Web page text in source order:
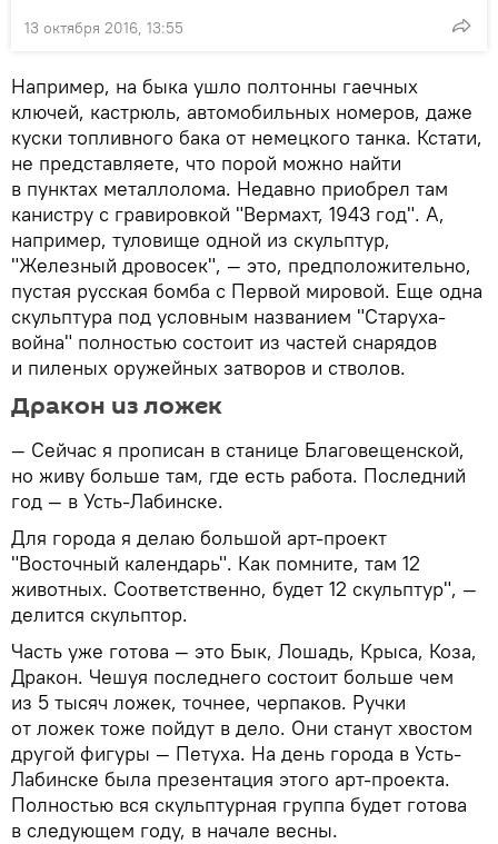
13 октября 2016, 13:55
Например, на быка ушло полтонны гаечных
ключей, кастрюль, автомобильных номеров, даже
куски топливного бака от немецкого танка. Кстати,
не представляете, что порой можно найти
в пунктах металлолома. Недавно приобрел там
канистру с гравировкой "Вермахт, 1943 год". А,
например, туловище одной из скульптур,
"Железный дровосек", — это, предположительно,
пустая русская бомба с Первой мировой. Еще одна
скульптура под условным названием "Старуха-
война" полностью состоит из частей снарядов
и пиленых оружейных затворов и стволов.
Дракон из ложек
— Сейчас я прописан в станице Благовещенской,
но живу больше там, где есть работа. Последний
год — в Усть-Лабинске.
Для города я делаю большой арт-проект
"Восточный календарь". Как помните, там 12
животных. Соответственно, будет 12 скульптур", —
делится скульптор.
Часть уже готова — это Бык, Лошадь, Крыса, Коза,
Дракон. Чешуя последнего состоит больше чем
из 5 тысяч ложек, точнее, черпаков. Ручки
от ложек тоже пойдут в дело. Они станут хвостом
другой фигуры — Петуха. На день города в Усть-
Лабинске была презентация этого арт-проекта.
Полностью вся скульптурная группа будет готова
в следующем году, в начале весны.